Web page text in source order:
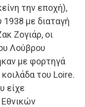
την εποχή),
1938 με διαταγή
Ζογιάρ, οι
Λούβρου
με φορτηγά
του Loire.
είχε